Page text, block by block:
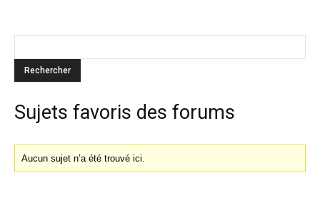
Sujets favoris des forums
Aucun sujet n’a été trouvé ici.